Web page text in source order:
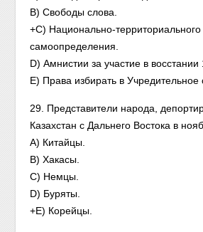
B) Свободы слова.
+C) Национально-территориального
самоопределения.
D) Амнистии за участие в восстании
E) Права избирать в Учредительное
29. Представители народа,
Казахстан с Дальнего Востока в
A) Китайцы.
B) Хакасы.
C) Немцы.
D) Буряты.
+E) Корейцы.